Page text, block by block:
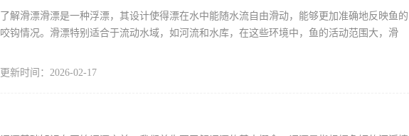
了解滑漂滑漂是一种浮漂，其设计使得漂在水中能随水流自由滑动，能够更加准确地反映鱼的
咬钩情况。滑漂特别适合于流动水域，如河流和水库，在这些环境中，鱼的活动范围大，滑
更新时间：2026-02-17